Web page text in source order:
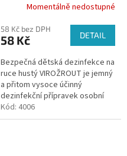
Momentálně nedostupné
58 Kč bez DPH
58 Kč DETAIL
Bezpečná dětská dezinfekce na
ruce hustý VIROŽROUT je jemný
a přitom vysoce účinný
dezinfekční přípravek osobní
hygieny. Ničí až 99,9 %
nežádoucích virů a bakterií.
Kód: 4006